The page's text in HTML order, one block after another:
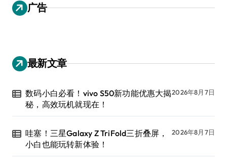
广告
最新文章
数码小白必看！vivo S50新功能优惠大揭
秘，高效玩机就现在！
2026年8月7日
哇塞！三星Galaxy Z TriFold三折叠屏，
小白也能玩转新体验！
2026年8月7日